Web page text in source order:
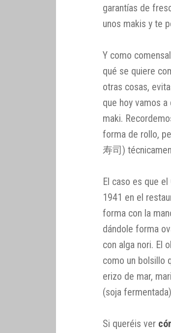
garantías de
unos makis y te
Y como
qué se quiere
otras cosas,
que hoy vamos a
maki.
forma de rollo,
寿司)
El caso es que el
1941 en el
forma con la
dándole forma
con alga nori. El
como un bolsillo
erizo de mar,
(soja
Si queréis ver